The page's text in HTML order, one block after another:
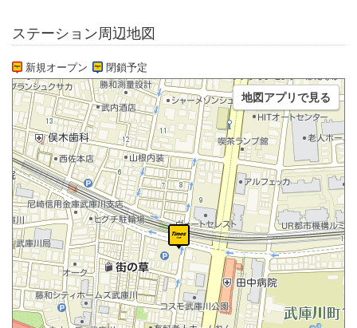
ステーション周辺地図
新規オープン 閉鎖予定
地図アプリで見る